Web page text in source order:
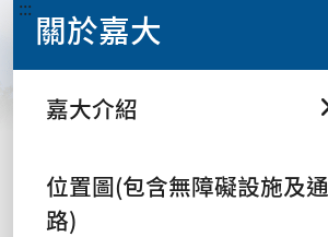
::: 關於嘉大
嘉大介紹
位置圖(包含無障礙設施及通
路)